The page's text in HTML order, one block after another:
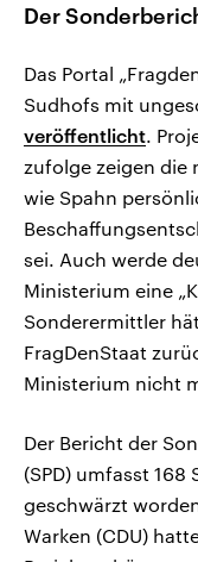
Der
Das Portal
Sudhofs mit
veröffentlicht .
zufolge zeigen die
wie Spahn
sei. Auch werde
Ministerium eine
Sonderermittler
FragDenStaat
Ministerium nicht
Der Bericht der
(SPD) umfasst 168
geschwärzt
Warken (CDU)